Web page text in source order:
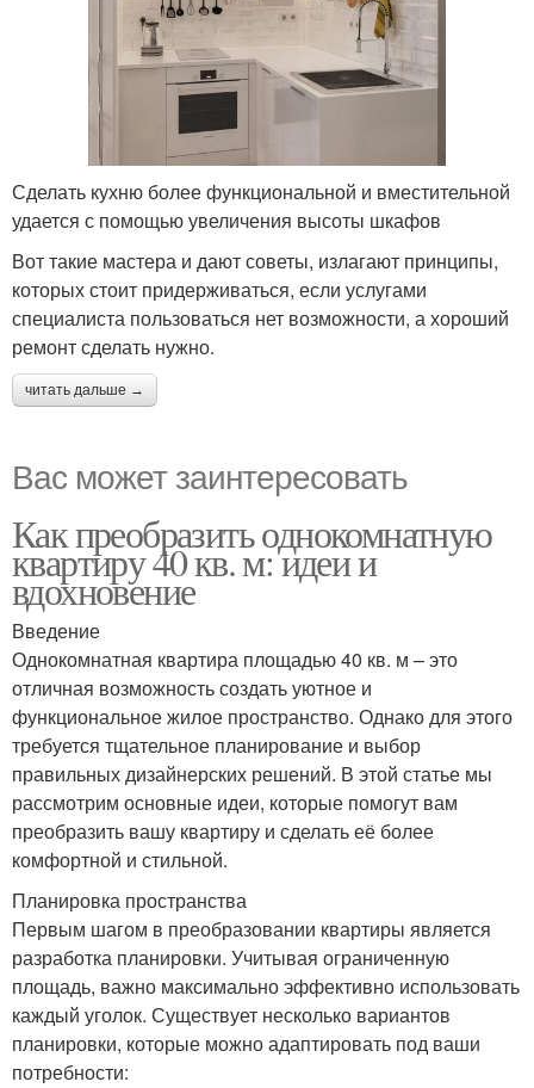
Сделать кухню более функциональной и вместительной
удается с помощью увеличения высоты шкафов
Вот такие мастера и дают советы, излагают принципы,
которых стоит придерживаться, если услугами
специалиста пользоваться нет возможности, а хороший
ремонт сделать нужно.
читать дальше →
Вас может заинтересовать
Как преобразить однокомнатную
квартиру 40 кв. м: идеи и
вдохновение
Введение
Однокомнатная квартира площадью 40 кв. м – это
отличная возможность создать уютное и
функциональное жилое пространство. Однако для этого
требуется тщательное планирование и выбор
правильных дизайнерских решений. В этой статье мы
рассмотрим основные идеи, которые помогут вам
преобразить вашу квартиру и сделать её более
комфортной и стильной.
Планировка пространства
Первым шагом в преобразовании квартиры является
разработка планировки. Учитывая ограниченную
площадь, важно максимально эффективно использовать
каждый уголок. Существует несколько вариантов
планировки, которые можно адаптировать под ваши
потребности: